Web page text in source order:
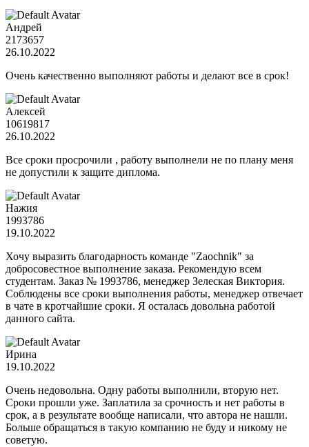
Андрей
2173657
26.10.2022
Очень качественно выполняют работы и делают все в срок!
Алексей
10619817
26.10.2022
Все сроки просрочили , работу выполнели не по плану меня
не допустили к защите диплома.
Нажия
1993786
19.10.2022
Хочу выразить благодарность команде "Zaochnik" за
добросовестное выполнение заказа. Рекомендую всем
студентам. Заказ № 1993786, менеджер Зелеская Виктория.
Соблюдены все сроки выполнения работы, менеджер отвечает
в чате в кротчайшие сроки. Я осталась довольна работой
данного сайта.
Ирина
19.10.2022
Очень недовольна. Одну работы выполнили, вторую нет.
Сроки прошли уже. Заплатила за срочность и нет работы в
срок, а в результате вообще написали, что автора не нашли.
Больше обращаться в такую компанию не буду и никому не
советую.